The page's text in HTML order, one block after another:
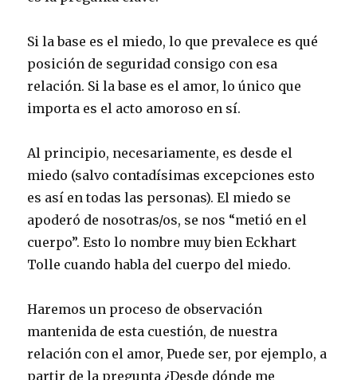
Si la base es el miedo, lo que prevalece es qué
posición de seguridad consigo con esa
relación. Si la base es el amor, lo único que
importa es el acto amoroso en sí.
Al principio, necesariamente, es desde el
miedo (salvo contadísimas excepciones esto
es así en todas las personas). El miedo se
apoderó de nosotras/os, se nos “metió en el
cuerpo”. Esto lo nombre muy bien Eckhart
Tolle cuando habla del cuerpo del miedo.
Haremos un proceso de observación
mantenida de esta cuestión, de nuestra
relación con el amor, Puede ser, por ejemplo, a
partir de la pregunta ¿Desde dónde me